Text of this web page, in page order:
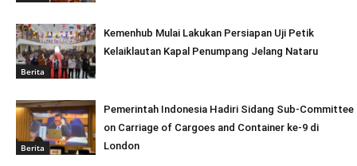
Berita
Kemenhub Mulai Lakukan Persiapan Uji Petik
Kelaiklautan Kapal Penumpang Jelang Nataru
Berita
Pemerintah Indonesia Hadiri Sidang Sub-Committee
on Carriage of Cargoes and Container ke-9 di
London